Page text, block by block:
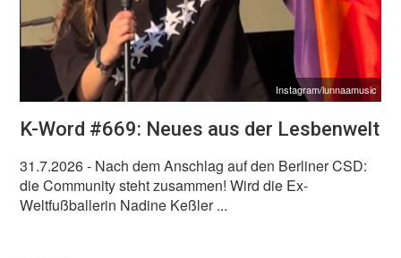
Instagram/lunnaamusic
K-Word #669: Neues aus der Lesbenwelt
31.7.2026- Nach dem Anschlag auf den Berliner CSD:
die Community steht zusammen! Wird die Ex-
Weltfußballerin Nadine Keßler ...